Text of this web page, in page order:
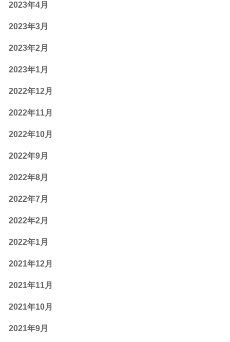
2023年4月
2023年3月
2023年2月
2023年1月
2022年12月
2022年11月
2022年10月
2022年9月
2022年8月
2022年7月
2022年2月
2022年1月
2021年12月
2021年11月
2021年10月
2021年9月